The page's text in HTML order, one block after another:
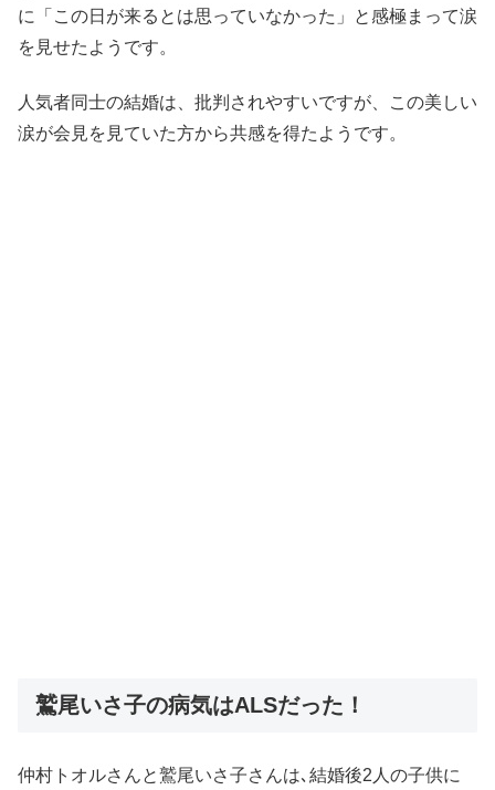
に「この日が来るとは思っていなかった」と感極まって涙
を見せたようです。
人気者同士の結婚は、批判されやすいですが、この美しい
涙が会見を見ていた方から共感を得たようです。
鷲尾いさ子の病気はALSだった！
仲村トオルさんと鷲尾いさ子さんは､結婚後2人の子供に